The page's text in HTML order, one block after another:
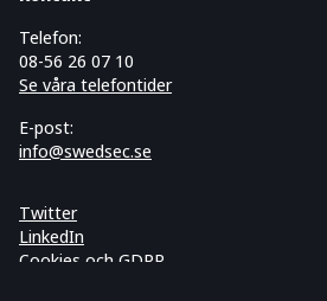
Telefon:
08-56 26 07 10
Se våra telefontider
E-post:
info@swedsec.se
Twitter
LinkedIn
Cookies och GDPR